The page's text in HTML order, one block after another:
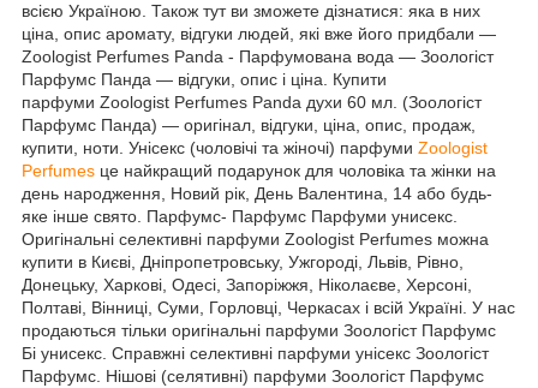
всією Україною. Також тут ви зможете дізнатися: яка в них
ціна, опис аромату, відгуки людей, які вже його придбали —
Zoologist Perfumes Panda - Парфумована вода — Зоологіст
Парфумс Панда — відгуки, опис і ціна. Купити
парфуми Zoologist Perfumes Panda духи 60 мл. (Зоологіст
Парфумс Панда) — оригінал, відгуки, ціна, опис, продаж,
купити, ноти. Унісекс (чоловічі та жіночі) парфуми Zoologist
Perfumes це найкращий подарунок для чоловіка та жінки на
день народження, Новий рік, День Валентина, 14 або будь-
яке інше свято. Парфумс- Парфумс Парфуми унисекс.
Оригінальні селективні парфуми Zoologist Perfumes можна
купити в Києві, Дніпропетровську, Ужгороді, Львів, Рівно,
Донецьку, Харкові, Одесі, Запоріжжя, Ніколаєве, Херсоні,
Полтаві, Вінниці, Суми, Горловці, Черкасах і всій Україні. У нас
продаються тільки оригінальні парфуми Зоологіст Парфумс
Бі унисекс. Справжні селективні парфуми унісекс Зоологіст
Парфумс. Нішові (селятивні) парфуми Зоологіст Парфумс